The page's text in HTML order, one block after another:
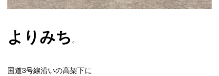
よりみち 。
国道3号線沿いの高架下に